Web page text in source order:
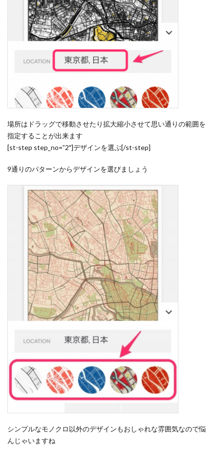
場所はドラッグで移動させたり拡大縮小させて思い通りの範囲を
指定することが出来ます
[st-step step_no=”2″]デザインを選ぶ[/st-step]
9通りのパターンからデザインを選びましょう
シンプルなモノクロ以外のデザインもおしゃれな雰囲気なので悩
んじゃいますね